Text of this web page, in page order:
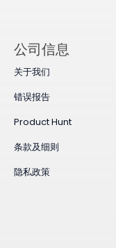
公司信息
关于我们
错误报告
Product Hunt
条款及细则
隐私政策